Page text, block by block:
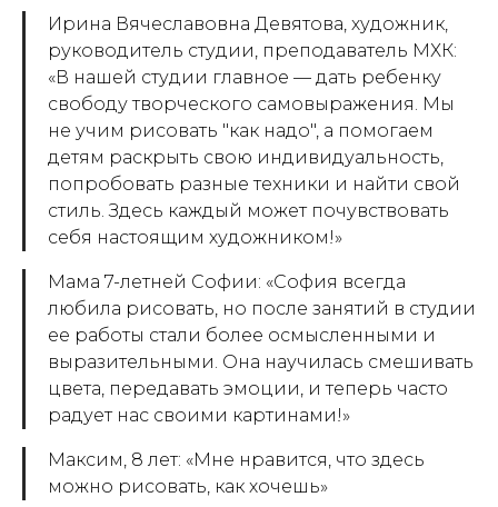
Ирина Вячеславовна Девятова, художник,
руководитель студии, преподаватель МХК:
«В нашей студии главное — дать ребенку
свободу творческого самовыражения. Мы
не учим рисовать "как надо", а помогаем
детям раскрыть свою индивидуальность,
попробовать разные техники и найти свой
стиль. Здесь каждый может почувствовать
себя настоящим художником!»
Мама 7-летней Софии: «София всегда
любила рисовать, но после занятий в студии
ее работы стали более осмысленными и
выразительными. Она научилась смешивать
цвета, передавать эмоции, и теперь часто
радует нас своими картинами!»
Максим, 8 лет: «Мне нравится, что здесь
можно рисовать, как хочешь»